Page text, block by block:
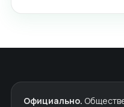
Официально.